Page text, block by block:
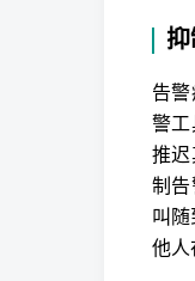
告
警工
推迟
制告
叫
他人